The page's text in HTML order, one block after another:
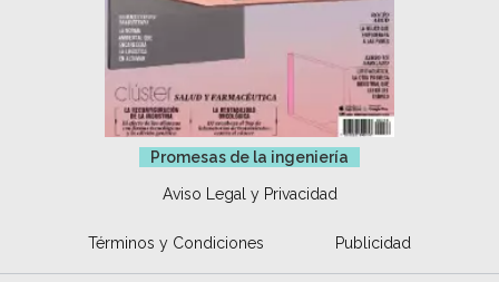
Promesas de la ingeniería
Aviso Legal y Privacidad
Términos y Condiciones Publicidad